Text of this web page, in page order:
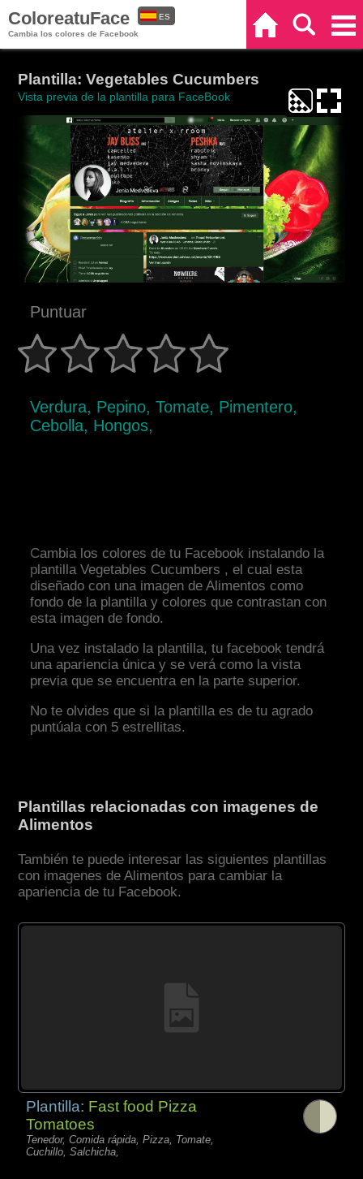
ColoreatuFace
Cambia los colores de Facebook
ES
Plantilla: Vegetables Cucumbers
Vista previa de la plantilla para FaceBook
Puntuar
Verdura, Pepino, Tomate, Pimentero,
Cebolla, Hongos,
Cambia los colores de tu Facebook instalando la
plantilla Vegetables Cucumbers , el cual esta
diseñado con una imagen de Alimentos como
fondo de la plantilla y colores que contrastan con
esta imagen de fondo.
Una vez instalado la plantilla, tu facebook tendrá
una apariencia única y se verá como la vista
previa que se encuentra en la parte superior.
No te olvides que si la plantilla es de tu agrado
puntúala con 5 estrellitas.
Plantillas relacionadas con imagenes de
Alimentos
También te puede interesar las siguientes plantillas
con imagenes de Alimentos para cambiar la
apariencia de tu Facebook.
Plantilla: Fast food Pizza
Tomatoes
Tenedor, Comida rápida, Pizza, Tomate,
Cuchillo, Salchicha,